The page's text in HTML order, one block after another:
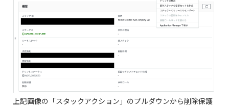
上記画像の「スタックアクション」のプルダウンから削除保護